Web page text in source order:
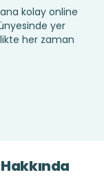
kolay online
yer
her zaman